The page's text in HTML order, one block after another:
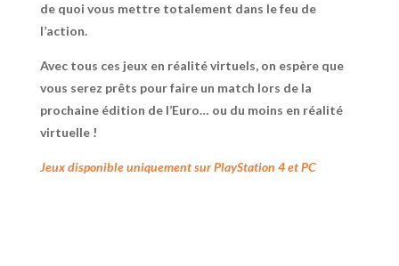
de quoi vous mettre totalement dans le feu de
l’action.
Avec tous ces jeux en réalité virtuels, on espère que
vous serez prêts pour faire un match lors de la
prochaine édition de l’Euro… ou du moins en réalité
virtuelle !
Jeux disponible uniquement sur PlayStation 4 et PC